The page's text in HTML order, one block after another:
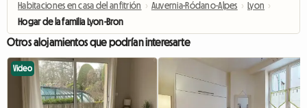
Habitaciones en casa del anfitrión › Auvernia-Ródano-Alpes › Lyon ›
Hogar de la familia Lyon-Bron
Otros alojamientos que podrían interesarte
Video